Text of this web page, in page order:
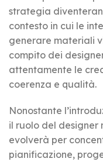
strategia
contesto in cui le
generare materiali
compito dei
attentamente le
coerenza e qualità.
Nonostante
il ruolo del designer
evolverà per
pianificazione,